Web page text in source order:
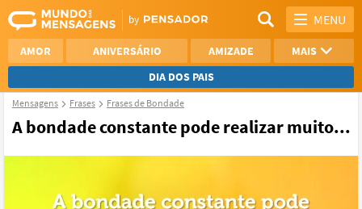
MENU
AMOR ANIVERSÁRIO AMIZADE
MAIS
DIA DOS PAIS
REFLEXÃO
AGRADECIMENTO
Mensagens Frases Frases de Bondade
A bondade constante pode realizar muito...